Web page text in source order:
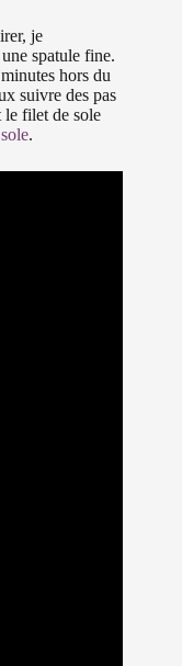
je
spatule fine.
hors du
suivre des pas
le filet de sole
.